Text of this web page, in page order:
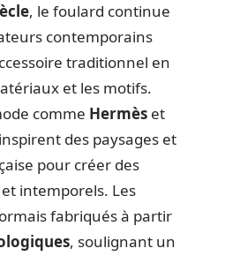
, le foulard continue
contemporains
traditionnel en
et les motifs.
comme Hermès et
des paysages et
pour créer des
intemporels. Les
fabriqués à partir
, soulignant un